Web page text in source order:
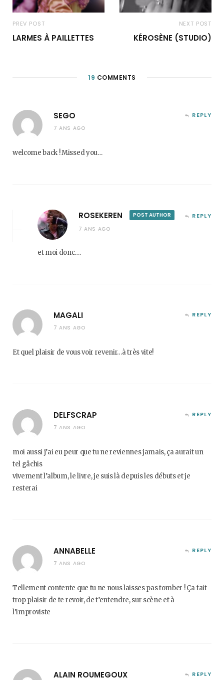
PREV POST
LARMES À PAILLETTES
NEXT POST
KÉROSÈNE (STUDIO)
19 COMMENTS
SEGO
7 ANS AGO
REPLY
welcome back ! Missed you…
ROSEKEREN
POST AUTHOR
7 ANS AGO
REPLY
et moi donc….
MAGALI
7 ANS AGO
REPLY
Et quel plaisir de vous voir revenir…à très vite!
DELFSCRAP
7 ANS AGO
REPLY
moi aussi j’ai eu peur que tu ne reviennes jamais, ça aurait un
tel gâchis
vivement l’album, le livre, je suis là depuis les débuts et je
resterai
ANNABELLE
7 ANS AGO
REPLY
Tellement contente que tu ne nous laisses pas tomber ! Ça fait
trop plaisir de te revoir, de t’entendre, sur scène et à
l’improviste
ALAIN ROUMEGOUX REPLY